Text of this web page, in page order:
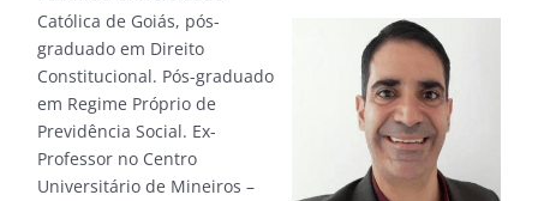
Católica de Goiás, pós-
graduado em Direito
Constitucional. Pós-graduado
em Regime Próprio de
Previdência Social. Ex-
Professor no Centro
Universitário de Mineiros –